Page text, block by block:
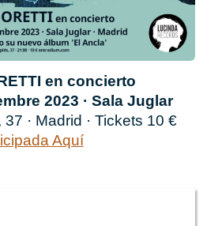
en concierto
2023 · Sala Juglar
· Madrid · Tickets 10 €
Aquí